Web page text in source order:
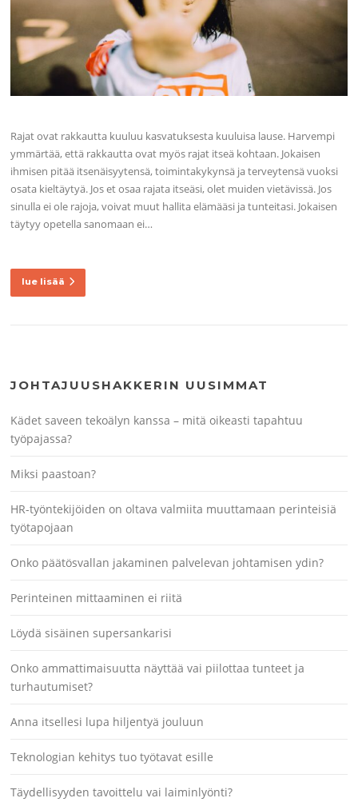
Rajat ovat rakkautta kuuluu kasvatuksesta kuuluisa lause. Harvempi
ymmärtää, että rakkautta ovat myös rajat itseä kohtaan. Jokaisen
ihmisen pitää itsenäisyytensä, toimintakykynsä ja terveytensä vuoksi
osata kieltäytyä. Jos et osaa rajata itseäsi, olet muiden vietävissä. Jos
sinulla ei ole rajoja, voivat muut hallita elämääsi ja tunteitasi. Jokaisen
täytyy opetella sanomaan ei…
lue lisää
JOHTAJUUSHAKKERIN UUSIMMAT
Kädet saveen tekoälyn kanssa – mitä oikeasti tapahtuu
työpajassa?
Miksi paastoan?
HR-työntekijöiden on oltava valmiita muuttamaan perinteisiä
työtapojaan
Onko päätösvallan jakaminen palvelevan johtamisen ydin?
Perinteinen mittaaminen ei riitä
Löydä sisäinen supersankarisi
Onko ammattimaisuutta näyttää vai piilottaa tunteet ja
turhautumiset?
Anna itsellesi lupa hiljentyä jouluun
Teknologian kehitys tuo työtavat esille
Täydellisyyden tavoittelu vai laiminlyönti?